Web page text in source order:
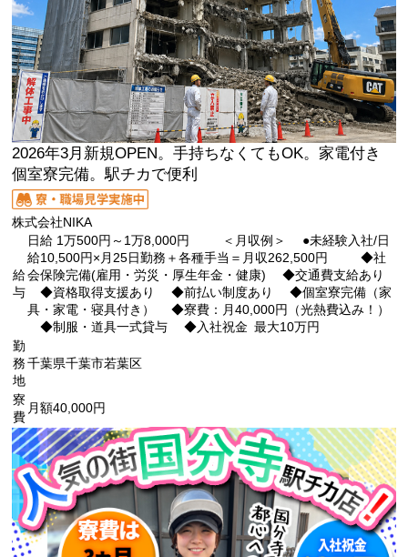
2026年3月新規OPEN。手持ちなくてもOK。家電付き
個室寮完備。駅チカで便利
株式会社NIKA
給
与
日給 1万500円～1万8,000円 ＜月収例＞ ●未経験入社/日
給10,500円×月25日勤務＋各種手当＝月収262,500円 ◆社
会保険完備(雇用・労災・厚生年金・健康) ◆交通費支給あり
◆資格取得支援あり ◆前払い制度あり ◆個室寮完備（家
具・家電・寝具付き） ◆寮費：月40,000円（光熱費込み！）
◆制服・道具一式貸与 ◆入社祝金 最大10万円
勤
務
地
千葉県千葉市若葉区
寮
費
月額40,000円